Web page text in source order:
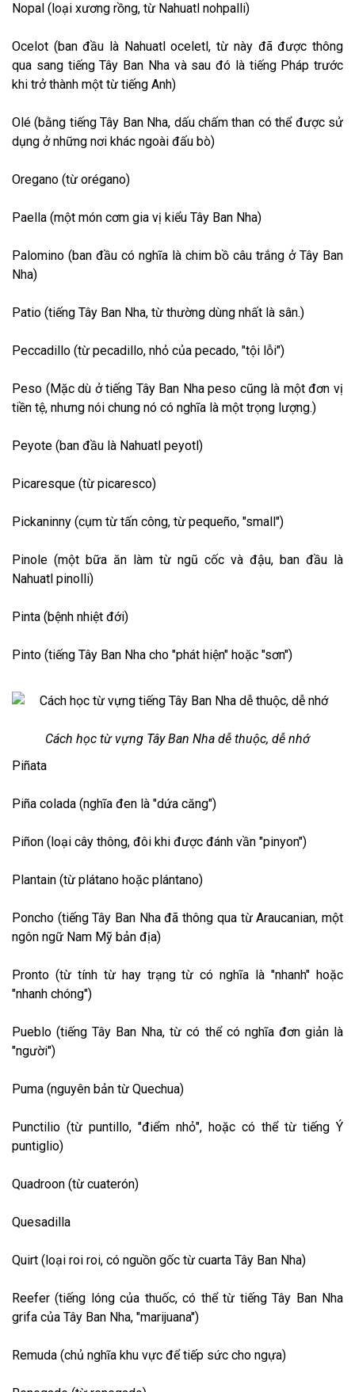
Nopal (loại xương rồng, từ Nahuatl nohpalli)
Ocelot (ban đầu là Nahuatl oceletl, từ này đã được thông
qua sang tiếng Tây Ban Nha và sau đó là tiếng Pháp trước
khi trở thành một từ tiếng Anh)
Olé (bằng tiếng Tây Ban Nha, dấu chấm than có thể được sử
dụng ở những nơi khác ngoài đấu bò)
Oregano (từ orégano)
Paella (một món cơm gia vị kiểu Tây Ban Nha)
Palomino (ban đầu có nghĩa là chim bồ câu trắng ở Tây Ban
Nha)
Patio (tiếng Tây Ban Nha, từ thường dùng nhất là sân.)
Peccadillo (từ pecadillo, nhỏ của pecado, "tội lỗi")
Peso (Mặc dù ở tiếng Tây Ban Nha peso cũng là một đơn vị
tiền tệ, nhưng nói chung nó có nghĩa là một trọng lượng.)
Peyote (ban đầu là Nahuatl peyotl)
Picaresque (từ picaresco)
Pickaninny (cụm từ tấn công, từ pequeño, "small")
Pinole (một bữa ăn làm từ ngũ cốc và đậu, ban đầu là
Nahuatl pinolli)
Pinta (bệnh nhiệt đới)
Pinto (tiếng Tây Ban Nha cho "phát hiện" hoặc "sơn")
Cách học từ vựng Tây Ban Nha dễ thuộc, dễ nhớ
Piñata
Piña colada (nghĩa đen là "dứa căng")
Piñon (loại cây thông, đôi khi được đánh vần "pinyon")
Plantain (từ plátano hoặc plántano)
Poncho (tiếng Tây Ban Nha đã thông qua từ Araucanian, một
ngôn ngữ Nam Mỹ bản địa)
Pronto (từ tính từ hay trạng từ có nghĩa là "nhanh" hoặc
"nhanh chóng")
Pueblo (tiếng Tây Ban Nha, từ có thể có nghĩa đơn giản là
"người")
Puma (nguyên bản từ Quechua)
Punctilio (từ puntillo, "điểm nhỏ", hoặc có thể từ tiếng Ý
puntiglio)
Quadroon (từ cuaterón)
Quesadilla
Quirt (loại roi roi, có nguồn gốc từ cuarta Tây Ban Nha)
Reefer (tiếng lóng của thuốc, có thể từ tiếng Tây Ban Nha
grifa của Tây Ban Nha, "marijuana")
Remuda (chủ nghĩa khu vực để tiếp sức cho ngựa)